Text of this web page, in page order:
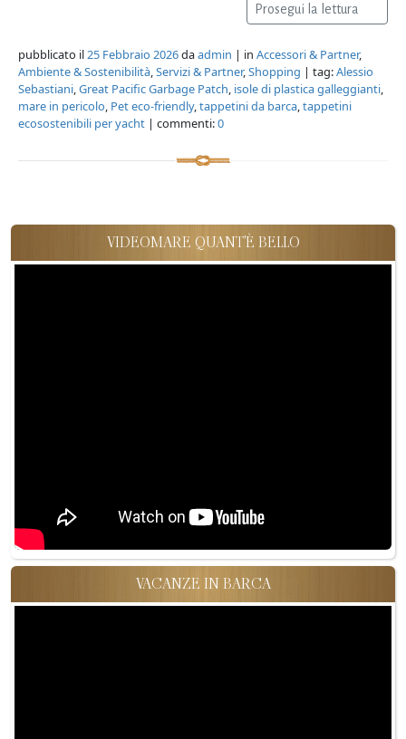
Prosegui la lettura
pubblicato il25 Febbraio 2026daadmin | in Accessori & Partner,
Ambiente & Sostenibilità,Servizi & Partner,Shopping | tag:Alessio
Sebastiani,Great Pacific Garbage Patch, isole di plastica galleggianti,
mare in pericolo, Pet eco-friendly,tappetini da barca,tappetini
ecosostenibili per yacht | commenti:0
VIDEOMARE QUANT'È BELLO
VACANZE IN BARCA